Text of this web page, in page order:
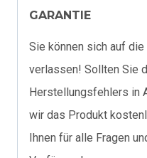
GARANTIE
Sie können sich auf
verlassen! Sollten Sie
Herstellungsfehlers in
wir das Produkt
Ihnen für alle Fragen